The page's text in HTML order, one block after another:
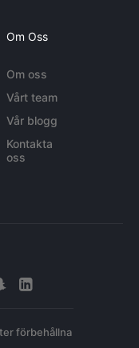
Om Oss
Om oss
Vårt team
Vår blogg
Kontakta
oss
förbehållna